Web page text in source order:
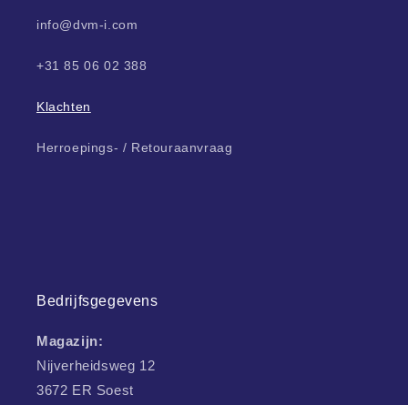
info@dvm-i.com
+31 85 06 02 388
Klachten
Herroepings- / Retouraanvraag
Bedrijfsgegevens
Magazijn:
Nijverheidsweg 12
3672 ER Soest